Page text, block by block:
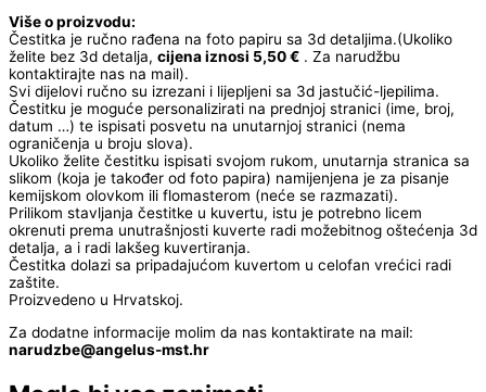
Više o proizvodu:
Čestitka je ručno rađena na foto papiru sa 3d detaljima.(Ukoliko
želite bez 3d detalja, cijena iznosi 5,50 € . Za narudžbu
kontaktirajte nas na mail).
Svi dijelovi ručno su izrezani i lijepljeni sa 3d jastučić-ljepilima.
Čestitku je moguće personalizirati na prednjoj stranici (ime, broj,
datum …) te ispisati posvetu na unutarnjoj stranici (nema
ograničenja u broju slova).
Ukoliko želite čestitku ispisati svojom rukom, unutarnja stranica sa
slikom (koja je također od foto papira) namijenjena je za pisanje
kemijskom olovkom ili flomasterom (neće se razmazati).
Prilikom stavljanja čestitke u kuvertu, istu je potrebno licem
okrenuti prema unutrašnjosti kuverte radi možebitnog oštećenja 3d
detalja, a i radi lakšeg kuvertiranja.
Čestitka dolazi sa pripadajućom kuvertom u celofan vrećici radi
zaštite.
Proizvedeno u Hrvatskoj.
Za dodatne informacije molim da nas kontaktirate na mail:
rh.tsm-sulegna
@ebzduran